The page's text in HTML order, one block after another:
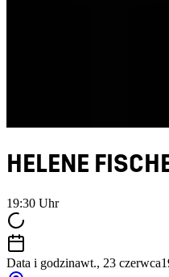
HELENE
19:30 Uhr
Data i godzinawt., 23 czerwca